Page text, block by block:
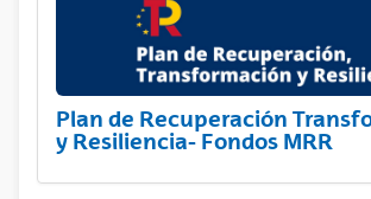
Plan de Recuperación
y Resiliencia- Fondos MRR